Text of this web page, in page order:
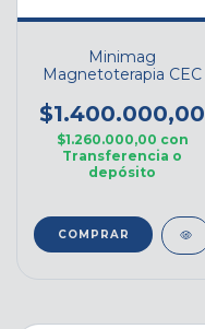
Minimag
Magnetoterapia CEC
$1.400.000,00
$1.260.000,00 con
Transferencia o
depósito